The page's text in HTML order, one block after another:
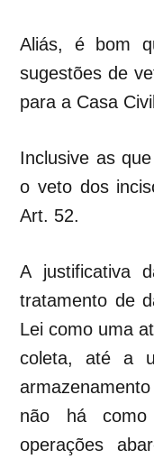
Aliás, é bom
sugestões de
para a Casa
Inclusive as
o veto dos
Art. 52.
A justificativa
tratamento de
Lei como uma
coleta, até a
não há como
operações